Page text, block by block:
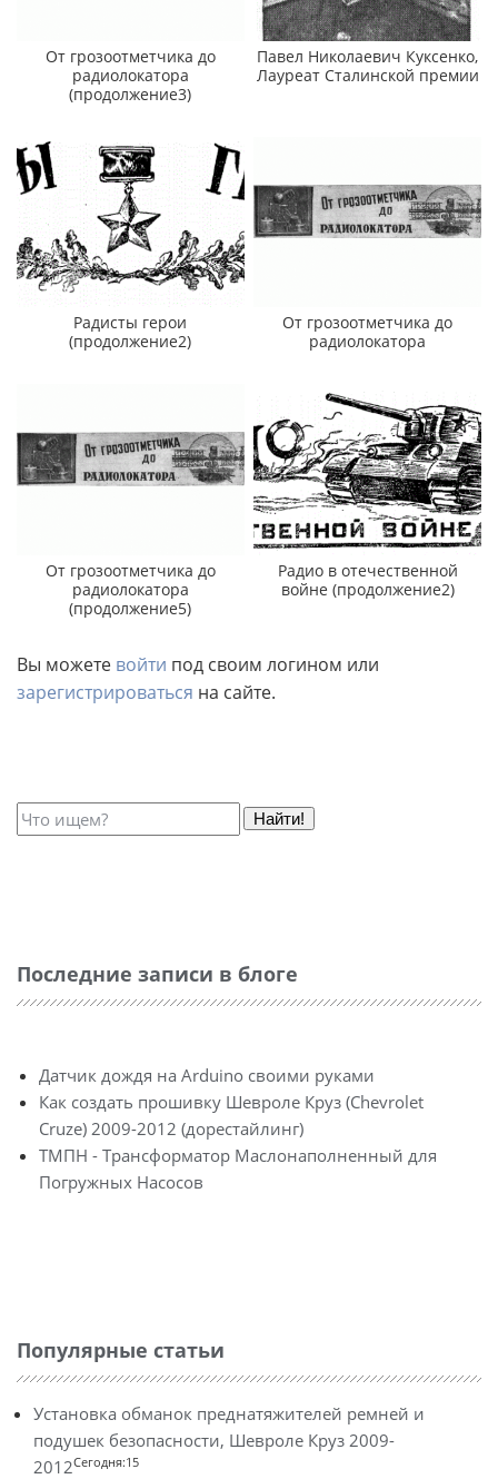
От грозоотметчика до
радиолокатора
(продолжение3)
Павел Николаевич Куксенко,
Лауреат Сталинской премии
Радисты герои
(продолжение2)
От грозоотметчика до
радиолокатора
От грозоотметчика до
радиолокатора
(продолжение5)
Радио в отечественной
войне (продолжение2)
Вы можете войти под своим логином или
зарегистрироваться на сайте.
Найти!
Последние записи в блоге
Датчик дождя на Arduino своими руками
Как создать прошивку Шевроле Круз (Chevrolet
Cruze) 2009-2012 (дорестайлинг)
ТМПН - Трансформатор Маслонаполненный для
Погружных Насосов
Популярные статьи
Установка обманок преднатяжителей ремней и
подушек безопасности, Шевроле Круз 2009-
2012Сегодня:15